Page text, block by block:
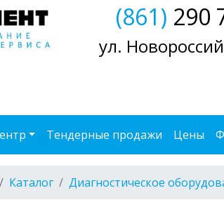
(861) 290
ул.
Тендерные продажи Цены
Каталог Диагностическое